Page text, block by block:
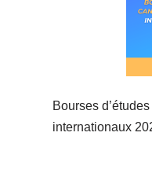
Bourses
internationaux